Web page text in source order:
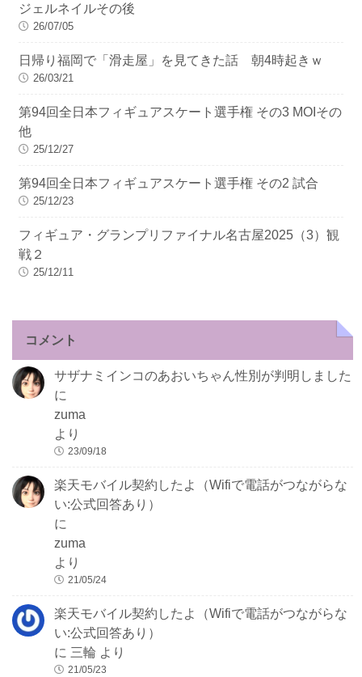
ジェルネイルその後
26/07/05
日帰り福岡で「滑走屋」を見てきた話 朝4時起きｗ
26/03/21
第94回全日本フィギュアスケート選手権 その3 MOIその
他
25/12/27
第94回全日本フィギュアスケート選手権 その2 試合
25/12/23
フィギュア・グランプリファイナル名古屋2025（3）観
戦２
25/12/11
コメント
サザナミインコのあおいちゃん性別が判明しました
に
zuma
より
23/09/18
楽天モバイル契約したよ（Wifiで電話がつながらな
い:公式回答あり）
に
zuma
より
21/05/24
楽天モバイル契約したよ（Wifiで電話がつながらな
い:公式回答あり）
に三輪 より
21/05/23